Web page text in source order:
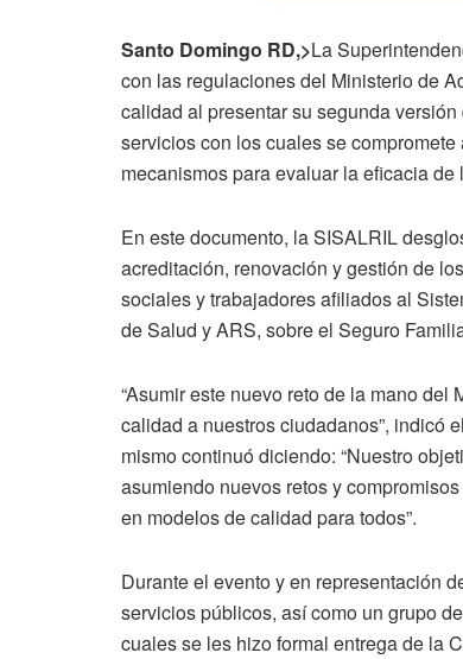
Santo Domingo RD,>La
con las regulaciones del Ministerio de
calidad al presentar su segunda
servicios con los cuales se
mecanismos para evaluar la eficacia de
En este documento, la SISALRIL
acreditación, renovación y gestión de
sociales y trabajadores afiliados al
de Salud y ARS, sobre el Seguro
“Asumir este nuevo reto de la mano
calidad a nuestros ciudadanos”, indicó
mismo continuó diciendo: “Nuestro
asumiendo nuevos retos y
en modelos de calidad para todos”.
Durante el evento y en representación
servicios públicos, así como un grupo
cuales se les hizo formal entrega de la